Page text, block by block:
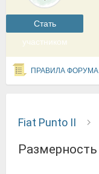
Cтать
участником
ПРАВИЛА ФОРУМА
Fiat Punto II
Размерность дисков. Подойдут ли